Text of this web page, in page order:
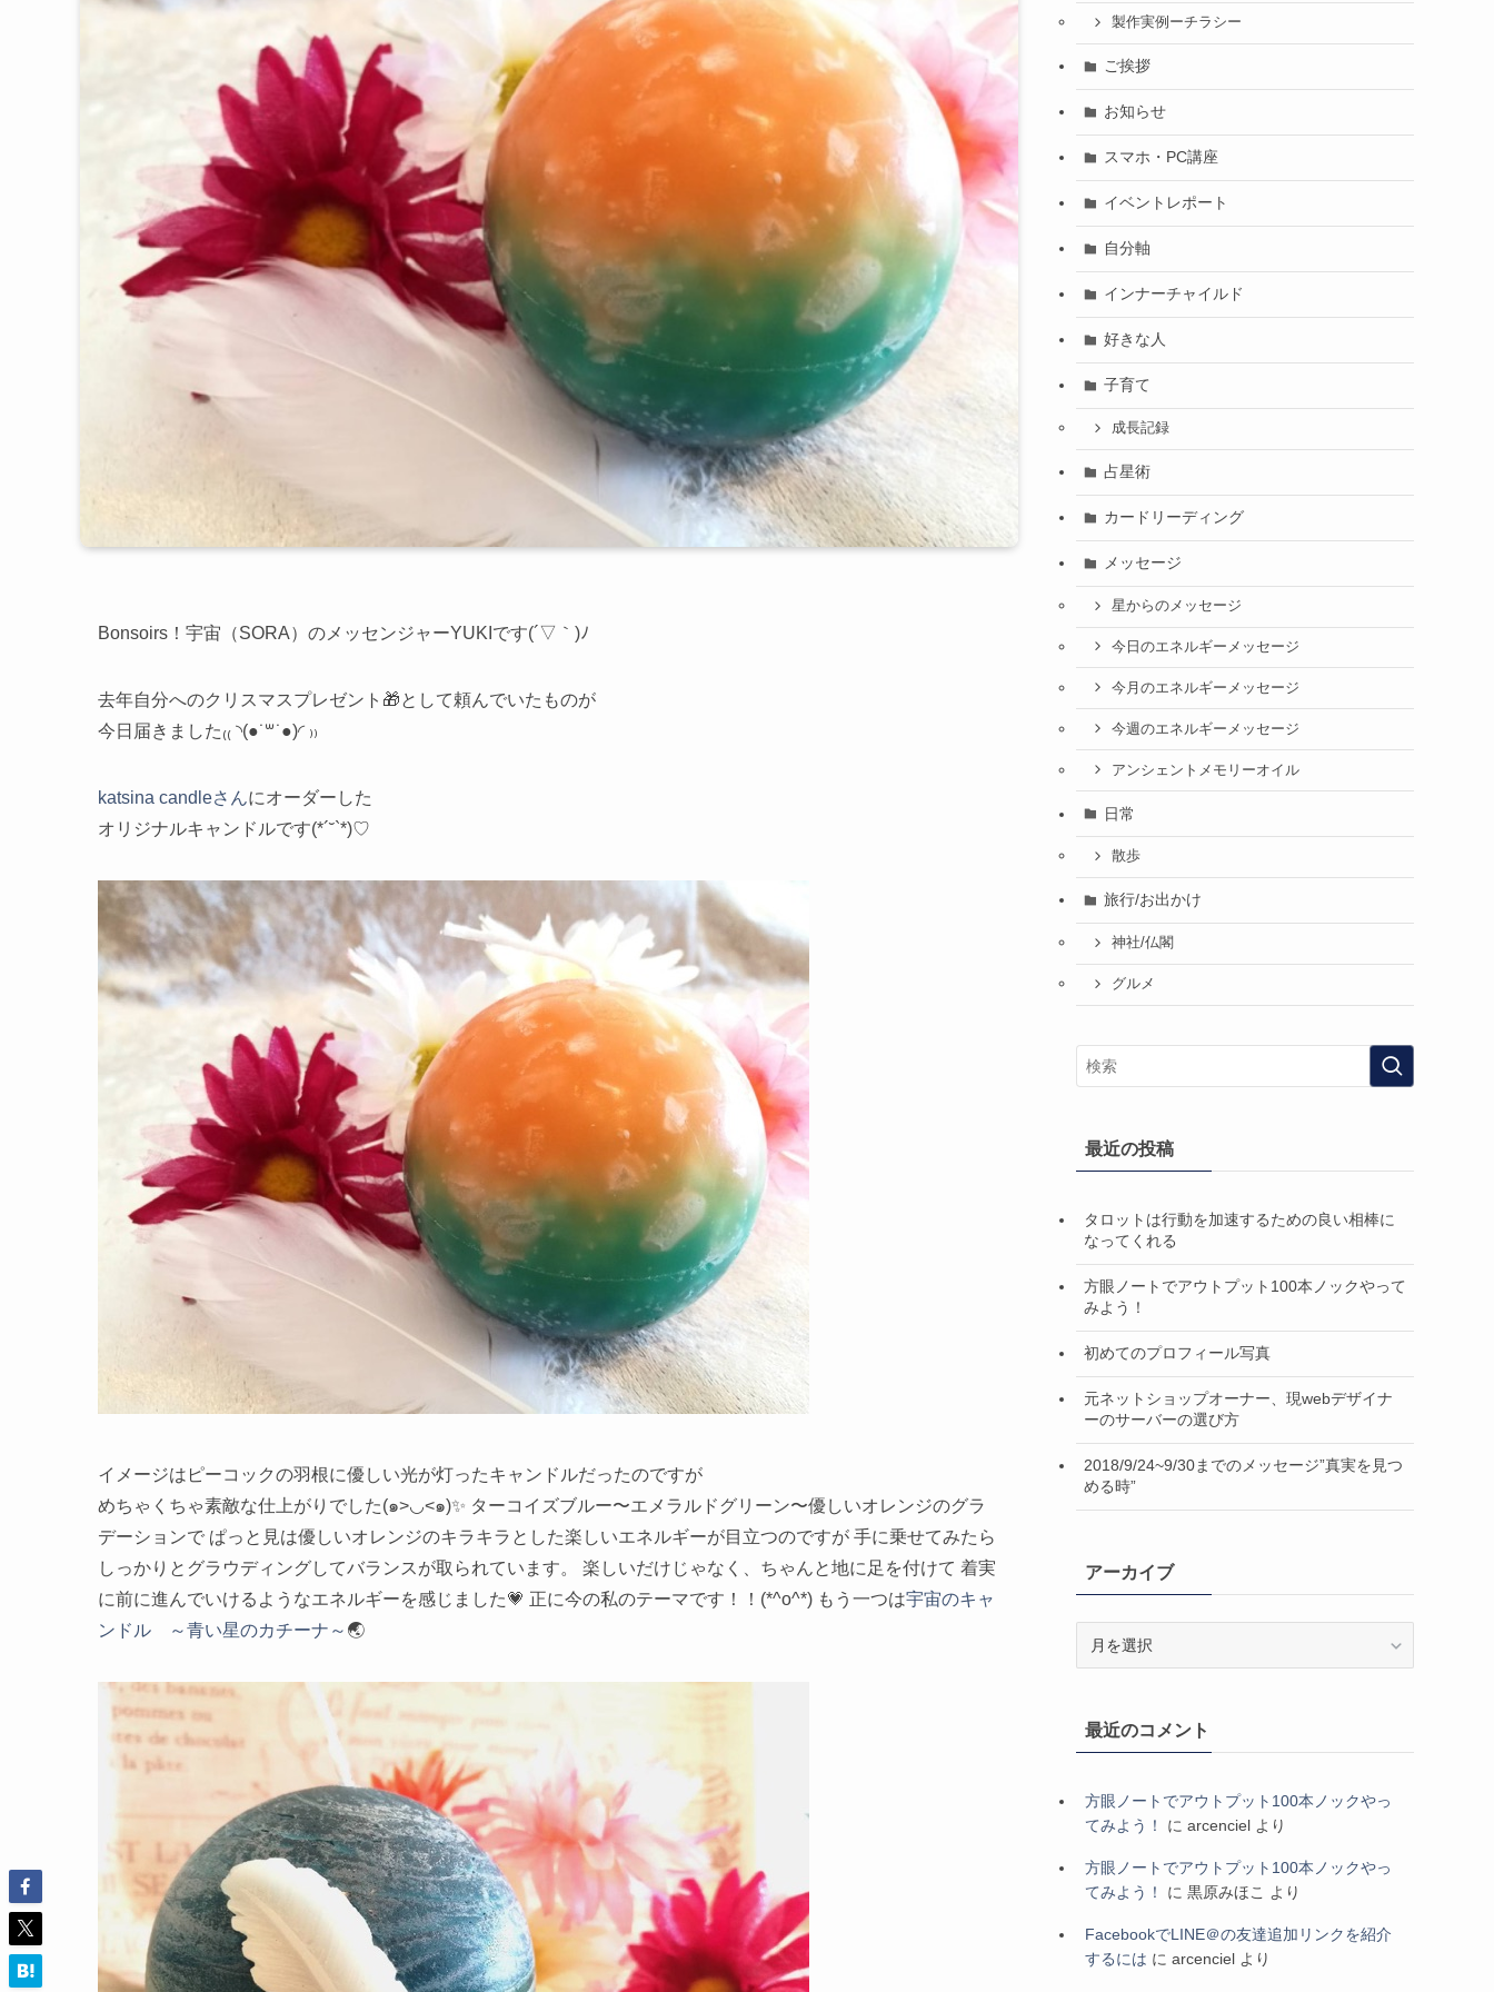
Bonsoirs！宇宙（SORA）のメッセンジャーYUKIです(´▽｀)ﾉ
去年自分へのクリスマスプレゼント🎁として頼んでいたものが
今日届きました₍₍ ◝(●˙꒳˙●)◜ ₎₎
katsina candleさんにオーダーした
オリジナルキャンドルです(*´˘`*)♡
イメージはピーコックの羽根に優しい光が灯ったキャンドルだったのですが
めちゃくちゃ素敵な仕上がりでした(๑>◡<๑)✨ ターコイズブルー〜エメラルドグリーン〜優しいオレンジのグラ
デーションで ぱっと見は優しいオレンジのキラキラとした楽しいエネルギーが目立つのですが 手に乗せてみたら
しっかりとグラウディングしてバランスが取られています。 楽しいだけじゃなく、ちゃんと地に足を付けて 着実
に前に進んでいけるようなエネルギーを感じました💗 正に今の私のテーマです！！(*^o^*) もう一つは宇宙のキャ
ンドル ～青い星のカチーナ～ 🌏
製作実例ーチラシー
ご挨拶
お知らせ
スマホ・PC講座
イベントレポート
自分軸
インナーチャイルド
好きな人
子育て
成長記録
占星術
カードリーディング
メッセージ
星からのメッセージ
今日のエネルギーメッセージ
今月のエネルギーメッセージ
今週のエネルギーメッセージ
アンシェントメモリーオイル
日常
散歩
旅行/お出かけ
神社/仏閣
グルメ
最近の投稿
タロットは行動を加速するための良い相棒に
なってくれる
方眼ノートでアウトプット100本ノックやって
みよう！
初めてのプロフィール写真
元ネットショップオーナー、現webデザイナ
ーのサーバーの選び方
2018/9/24~9/30までのメッセージ”真実を見つ
める時”
アーカイブ
ブ最近のコメント
方眼ノートでアウトプット100本ノックやっ
てみよう！
に arcenciel より
方眼ノートでアウトプット100本ノックやっ
てみよう！
に 黒原みほこ より
FacebookでLINE＠の友達追加リンクを紹介
するには に arcenciel より